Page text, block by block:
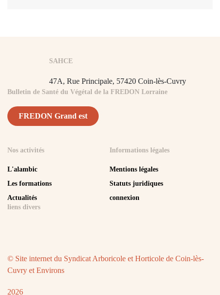
SAHCE
47A, Rue Principale, 57420 Coin-lès-Cuvry
Bulletin de Santé du Végétal de la FREDON Lorraine
FREDON Grand est
liens divers
Nos activités
L'alambic
Les formations
Actualités
Informations légales
Mentions légales
Statuts juridiques
connexion
© Site internet du Syndicat Arboricole et Horticole de Coin-lès-
Cuvry et Environs
2026